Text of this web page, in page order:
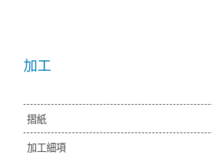
加工
摺紙
加工細項